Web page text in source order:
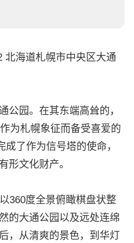
北海道札幌市中央区大通
公园。在其东端高耸的，
为札幌象征而备受喜爱的
成了作为信号塔的使命，
形文化财产。
360度全景俯瞰棋盘状整
的大通公园以及远处连绵
，从清爽的景色，到华灯